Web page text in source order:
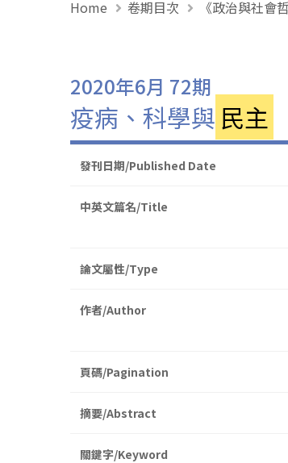
Home 卷期目次 《政治與社會
2020年6月 72期
疫病、科學與 民主
發刊日期/Published Date
中英文篇名/Title
論文屬性/Type
作者/Author
頁碼/Pagination
摘要/Abstract
關鍵字/Keyword